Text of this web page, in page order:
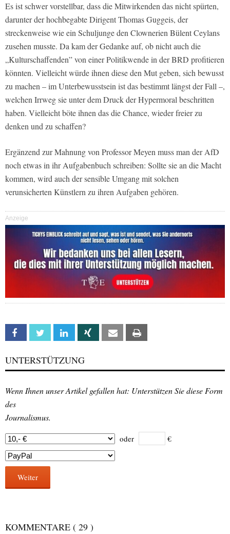
Es ist schwer vorstellbar, dass die Mitwirkenden das nicht spürten,
darunter der hochbegabte Dirigent Thomas Guggeis, der
streckenweise wie ein Schuljunge den Clownerien Bülent Ceylans
zusehen musste. Da kam der Gedanke auf, ob nicht auch die
„Kulturschaffenden” von einer Politikwende in der BRD profitieren
könnten. Vielleicht würde ihnen diese den Mut geben, sich bewusst
zu machen – im Unterbewusstsein ist das bestimmt längst der Fall –,
welchen Irrweg sie unter dem Druck der Hypermoral beschritten
haben. Vielleicht böte ihnen das die Chance, wieder freier zu
denken und zu schaffen?
Ergänzend zur Mahnung von Professor Meyen muss man der AfD
noch etwas in ihr Aufgabenbuch schreiben: Sollte sie an die Macht
kommen, wird auch der sensible Umgang mit solchen
verunsicherten Künstlern zu ihren Aufgaben gehören.
Anzeige
Facebook Twitter Linkedin Xing Email
UNTERSTÜTZUNG
Wenn Ihnen unser Artikel gefallen hat: Unterstützen Sie diese Form
des
Journalismus.
oder €
Weiter
KOMMENTARE ( 29 )